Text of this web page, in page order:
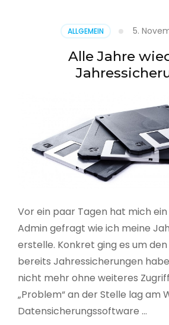
ALLGEMEIN 5.
Alle Jahre
Vor ein paar Tagen hat mich
Admin gefragt wie ich meine
erstelle. Konkret ging es um den
bereits Jahressicherungen
nicht mehr ohne weiteres
„Problem“ an der Stelle lag am
Datensicherungssoftware …